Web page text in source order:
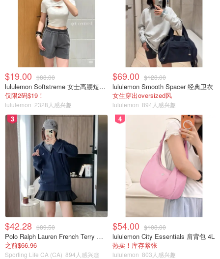
$19.00 $88.00
lululemon Softstreme 女士高腰短裤 10cm
仅限2码$19！
lululemon 2328人感兴趣
$69.00 $128.00
lululemon Smooth Spacer 经典卫衣
女生穿出oversized风
lululemon 894人感兴趣
3
$42.28 $89.50
Polo Ralph Lauren French Terry 女童连帽卫衣 7-16码
之前$66.96
Sporting Life CA (CA) 894人感兴趣
4
$54.00 $108.00
lululemon City Essentials 肩背包 4L
热卖！库存紧张
lululemon 803人感兴趣